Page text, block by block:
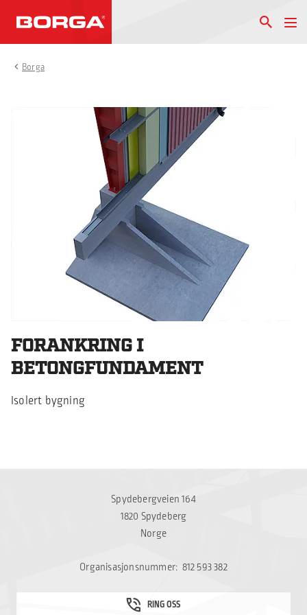
Borga
FORANKRING I
BETONGFUNDAMENT
Isolert bygning
Spydebergveien 164
1820 Spydeberg
Norge
Organisasjonsnummer: 812 593 382